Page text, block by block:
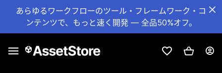
あらゆるワークフローのツール・フレームワーク・コ
ンテンツで、もっと速く開発 — 全品50%オフ。